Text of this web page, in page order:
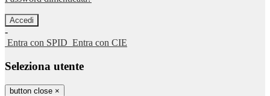
-
Entra con SPID Entra con CIE
Seleziona utente
button close ×